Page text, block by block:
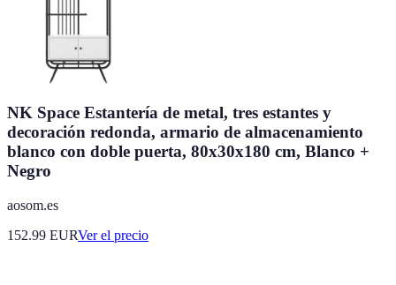
NK Space Estantería de metal, tres estantes y
decoración redonda, armario de almacenamiento
blanco con doble puerta, 80x30x180 cm, Blanco +
Negro
aosom.es
152.99 EURVer el precio